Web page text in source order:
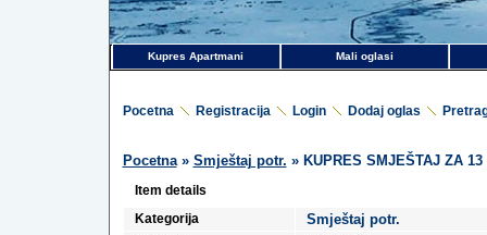
Kupres Apartmani Mali oglasi
Pocetna Registracija Login Dodaj oglas
Pocetna» Smještaj potr. » KUPRES SMJEŠTAJ ZA 13
Item details
Kategorija
Smještaj potr.